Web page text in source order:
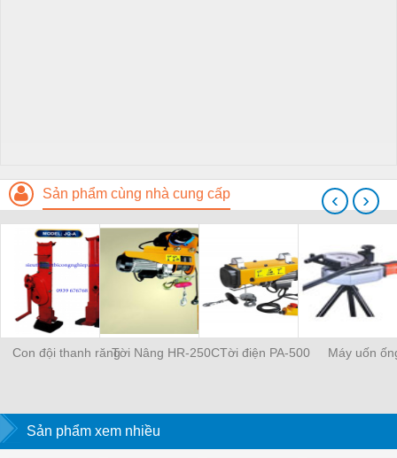
Sản phẩm cùng nhà cung cấp
Con đội thanh răngTời Nâng HR-250CTời điện PA-500 Máy uốn
‹ ›
Sản phẩm xem nhiều